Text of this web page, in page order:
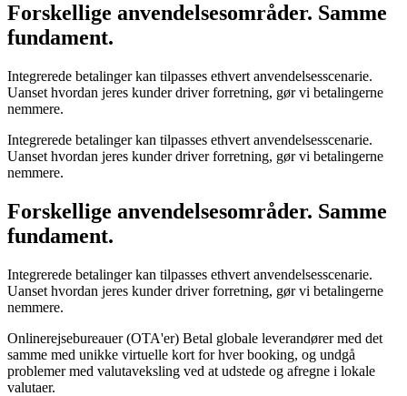
Forskellige anvendelsesområder. Samme
fundament.
Integrerede betalinger kan tilpasses ethvert anvendelsesscenarie.
Uanset hvordan jeres kunder driver forretning, gør vi betalingerne
nemmere.
Integrerede betalinger kan tilpasses ethvert anvendelsesscenarie.
Uanset hvordan jeres kunder driver forretning, gør vi betalingerne
nemmere.
Forskellige anvendelsesområder. Samme
fundament.
Integrerede betalinger kan tilpasses ethvert anvendelsesscenarie.
Uanset hvordan jeres kunder driver forretning, gør vi betalingerne
nemmere.
Onlinerejsebureauer (OTA'er) Betal globale leverandører med det
samme med unikke virtuelle kort for hver booking, og undgå
problemer med valutaveksling ved at udstede og afregne i lokale
valutaer.